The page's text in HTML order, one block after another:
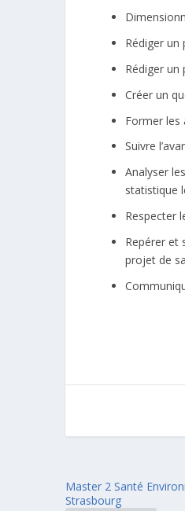
Rédiger un
Rédiger
Créer un
Former les
Suivre
Analyser
statistique
Respecter
Repérer et
projet de
Master 2 Santé
Strasbourg